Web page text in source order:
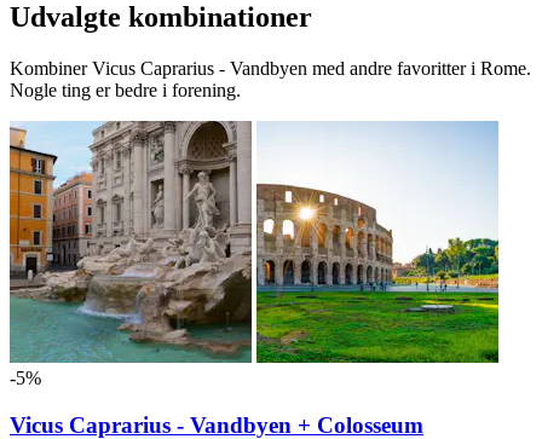
Udvalgte kombinationer
Kombiner Vicus Caprarius - Vandbyen med andre favoritter i Rome.
Nogle ting er bedre i forening.
-5%
Vicus Caprarius - Vandbyen + Colosseum